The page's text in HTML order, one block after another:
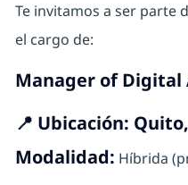
Te invitamos a ser parte
el cargo de:
Manager of
📍 Ubicación:
Modalidad: Híbrida